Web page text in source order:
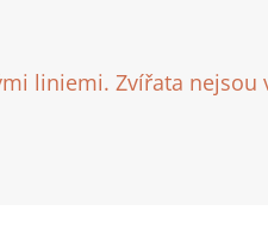
liniemi. Zvířata